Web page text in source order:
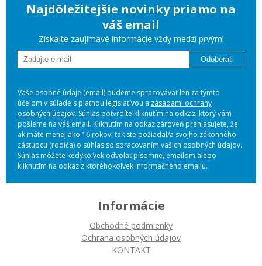
Najdôležitejšie novinky priamo na
váš email
Získajte zaujímavé informácie vždy medzi prvými
Odoberať
Vaše osobné údaje (email) budeme spracovávať len za týmto
účelom v súlade s platnou legislatívou a zásadami ochrany
osobných údajov. Súhlas potvrdíte kliknutím na odkaz, ktorý vám
pošleme na váš email. Kliknutím na odkaz zároveň prehlasujete, že
ak máte menej ako 16 rokov, tak ste požiadal/a svojho zákonného
zástupcu (rodiča) o súhlas so spracovaním vašich osobných údajov.
Súhlas môžete kedykoľvek odvolať písomne, emailom alebo
kliknutím na odkaz z ktoréhokoľvek informačného emailu.
Informácie
Obchodné podmienky
Ochrana osobných údajov
KONTAKT